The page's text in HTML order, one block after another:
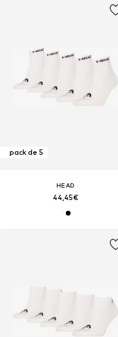
pack de 5
HEAD
44,45€